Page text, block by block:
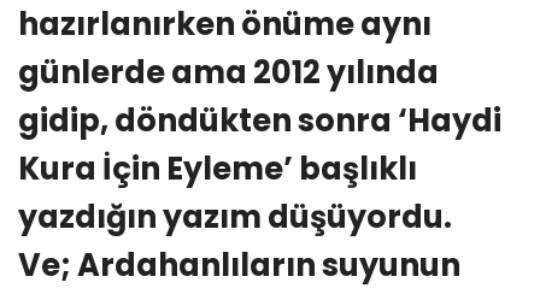
hazırlanırken önüme aynı
günlerde ama 2012 yılında
gidip, döndükten sonra ‘Haydi
Kura İçin Eyleme’ başlıklı
yazdığın yazım düşüyordu.
Ve; Ardahanlıların suyunun